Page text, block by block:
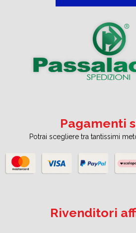
Pagamenti
Potrai scegliere tra tantissimi
Rivenditori